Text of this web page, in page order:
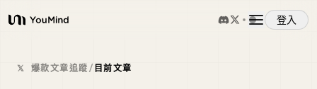
YouMind
登入
概覽
𝕏 爆款文章追蹤/ 目前文章